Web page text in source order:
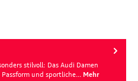
stilvoll: Das Audi Damen
und sportliche… Mehr